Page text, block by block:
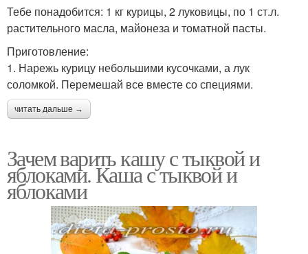
Тебе понадобится: 1 кг курицы, 2 луковицы, по 1 ст.л.
растительного масла, майонеза и томатной пасты.
Приготовление:
1. Нарежь курицу небольшими кусочками, а лук
соломкой. Перемешай все вместе со специями.
читать дальше →
Зачем варить кашу с тыквой и
яблоками. Каша с тыквой и
яблоками